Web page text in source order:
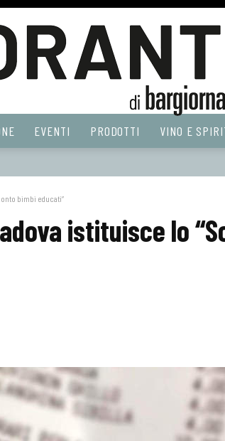
EVENTI PRODOTTI VINO E
bimbi educati”
istituisce lo